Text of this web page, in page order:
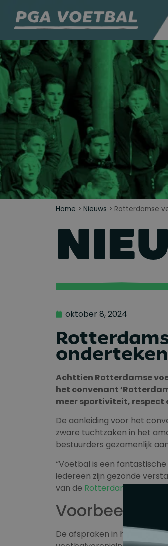
Home > Nieuws > Rotterdamse
oktober 8, 2024
Achttien Rotterdamse
het convenant
meer sportiviteit, respect
De aanleiding voor het
zware tuchtzaken in het
bestuurders gezamenlijk
“Voetbal is een
iedereen zijn gezonde
van de Rotterdamse
De afspraken in het